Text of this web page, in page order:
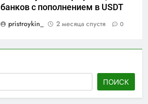
банков с пополнением в USDT
pristroykin_
2 месяца спустя 0
ПОИСК